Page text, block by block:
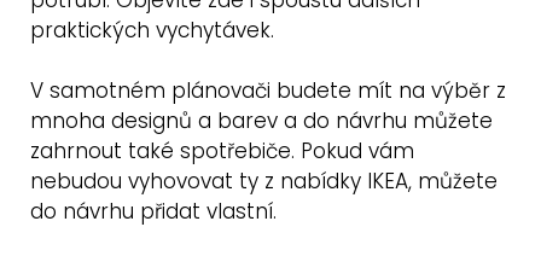
praktických vychytávek.
V samotném plánovači budete mít na výběr z
mnoha designů a barev a do návrhu můžete
zahrnout také spotřebiče. Pokud vám
nebudou vyhovovat ty z nabídky IKEA, můžete
do návrhu přidat vlastní.